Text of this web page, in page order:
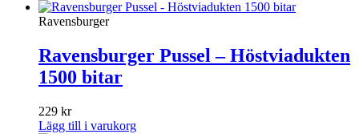
Ravensburger
Ravensburger Pussel – Höstviadukten
1500 bitar
229 kr
Lägg till i varukorg